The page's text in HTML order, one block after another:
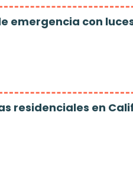
emergencia con
residenciales en